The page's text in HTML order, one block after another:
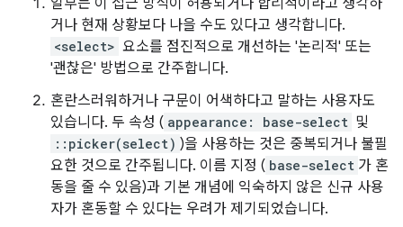
거나 현재 상황보다 나을 수도 있다고 생각합니다.
<select> 요소를 점진적으로 개선하는 '논리적' 또는
'괜찮은' 방법으로 간주합니다.
혼란스러워하거나 구문이 어색하다고 말하는 사용자도
있습니다. 두 속성 ( appearance: base-select 및
::picker(select) )을 사용하는 것은 중복되거나 불필
요한 것으로 간주됩니다. 이름 지정 ( base-select 가 혼
동을 줄 수 있음)과 기본 개념에 익숙하지 않은 신규 사용
자가 혼동할 수 있다는 우려가 제기되었습니다.